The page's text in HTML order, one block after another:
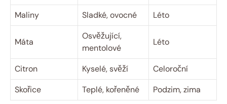
Maliny
Sladké, ovocné Léto
Máta
Osvěžující,
mentolové
Léto
Citron Kyselé, svěží
Celoroční
Skořice
Teplé, kořeněné Podzim, zima